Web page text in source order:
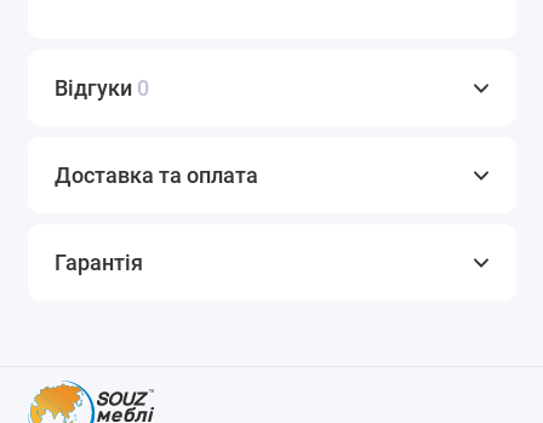
Відгуки 0
Доставка та оплата
Гарантія